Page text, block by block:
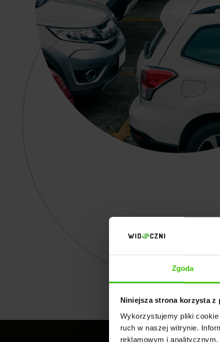
Zgoda
Niniejsza strona korzysta z
Wykorzystujemy pliki
ruch w naszej witrynie.
reklamowym i